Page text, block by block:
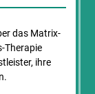
das Matrix-
Therapie
ihre